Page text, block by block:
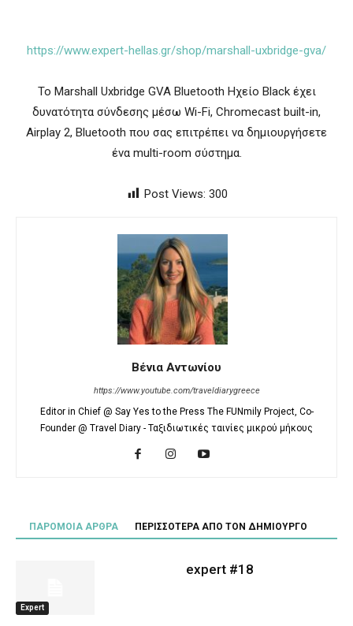
https://www.expert-hellas.gr/shop/marshall-uxbridge-gva/
Το Marshall Uxbridge GVA Bluetooth Ηχείο Βlack έχει
δυνατότητα σύνδεσης μέσω Wi-Fi, Chromecast built-in,
Airplay 2, Bluetooth που σας επιτρέπει να δημιουργήσετε
ένα multi-room σύστημα.
Post Views: 300
Βένια Αντωνίου
https://www.youtube.com/traveldiarygreece
Editor in Chief @ Say Yes to the Press The FUNmily Project, Co-
Founder @ Travel Diary - Ταξιδιωτικές ταινίες μικρού μήκους
ΠΑΡΟΜΟΙΑ ΑΡΘΡΑ ΠΕΡΙΣΣΟΤΕΡΑ ΑΠΟ ΤΟΝ ΔΗΜΙΟΥΡΓΟ
Expert
expert #18